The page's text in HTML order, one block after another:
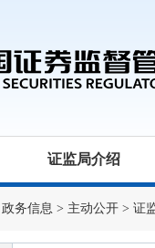
证监局介绍
政务信息 > 主动公开 > 证